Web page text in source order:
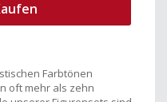
Farbtönen
oft mehr als zehn